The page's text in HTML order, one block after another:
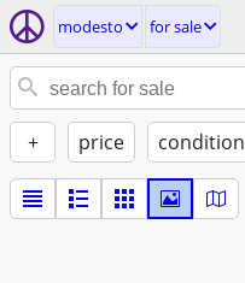
modesto for sale
+ price condition